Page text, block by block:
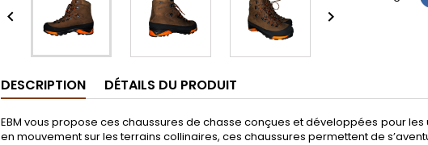
 
DESCRIPTION DÉTAILS DU PRODUIT
EBM vous propose ces chaussures de chasse conçues et développées pour
en mouvement sur les terrains collinaires, ces chaussures permettent de